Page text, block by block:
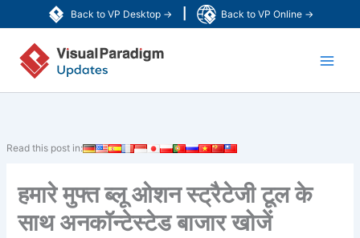
Back to VP Desktop → Back to VP Online →
to
content
Read this post in:
हमारे मुफ्त ब्लू ओशन स्ट्रैटेजी टूल के
साथ अनकॉन्टेस्टेड बाजार खोजें